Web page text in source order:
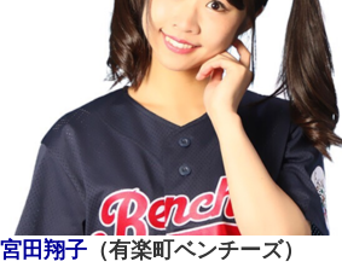
宮田翔子 （有楽町ベンチーズ）